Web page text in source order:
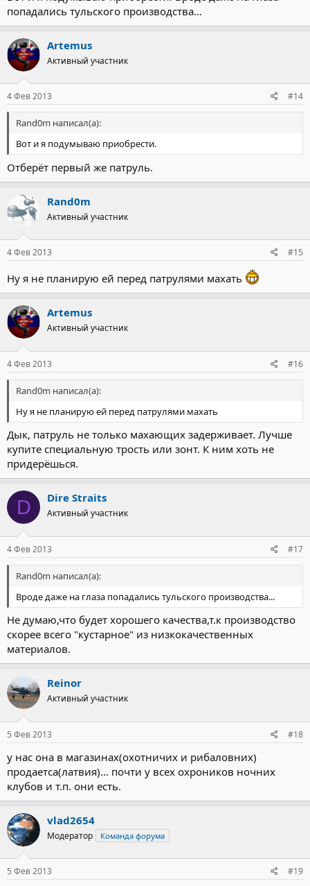
попадались тульского производства...
Artemus
Активный участник
4 Фев 2013 #14
Rand0m написал(а):
Вот и я подумываю приобрести.
Отберёт первый же патруль.
Rand0m
Активный участник
4 Фев 2013 #15
Ну я не планирую ей перед патрулями махать
Artemus
Активный участник
4 Фев 2013 #16
Rand0m написал(а):
Ну я не планирую ей перед патрулями махать
Дык, патруль не только махающих задерживает. Лучше
купите специальную трость или зонт. К ним хоть не
придерёшься.
D Dire Straits
Активный участник
4 Фев 2013 #17
Rand0m написал(а):
Вроде даже на глаза попадались тульского производства...
Не думаю,что будет хорошего качества,т.к производство
скорее всего "кустарное" из низкокачественных
материалов.
Reinor
Активный участник
5 Фев 2013 #18
у нас она в магазинах(охотничих и рибаловних)
продаетса(латвия)... почти у всех охроников ночних
клубов и т.п. они есть.
vlad2654
Модератор Команда форума
5 Фев 2013 #19